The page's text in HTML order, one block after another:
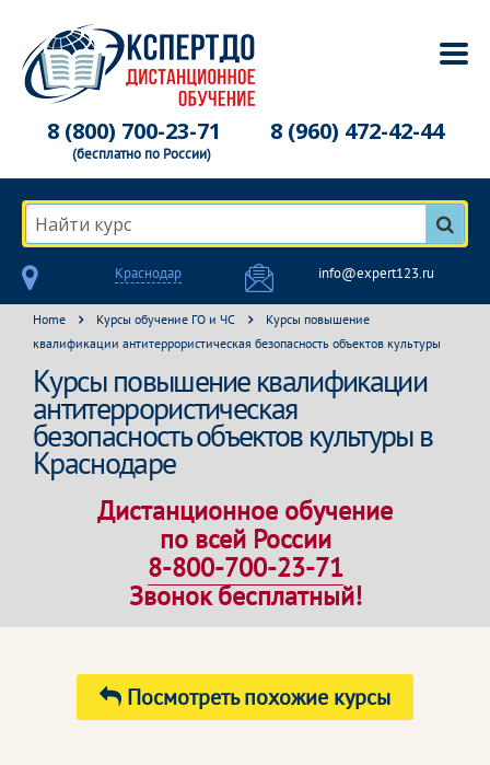
8 (800) 700-23-71
(бесплатно по России)
8 (960) 472-42-44
Найти курс
Краснодар info@expert123.ru
Home Курсы обучение ГО и ЧС
Курсы повышение
квалификации антитеррористическая безопасность объектов культуры
Курсы повышение квалификации
антитеррористическая
безопасность объектов культуры в
Краснодаре
Дистанционное обучение
по всей России
8-800-700-23-71
Звонок бесплатный!
Посмотреть похожие курсы